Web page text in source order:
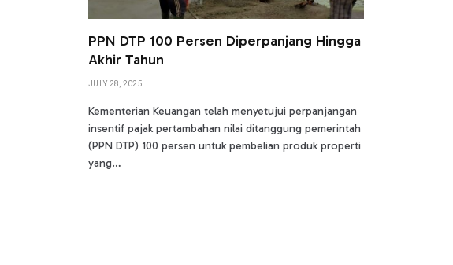
PPN DTP 100 Persen Diperpanjang Hingga
Akhir Tahun
JULY 28, 2025
Kementerian Keuangan telah menyetujui perpanjangan
insentif pajak pertambahan nilai ditanggung pemerintah
(PPN DTP) 100 persen untuk pembelian produk properti
yang…